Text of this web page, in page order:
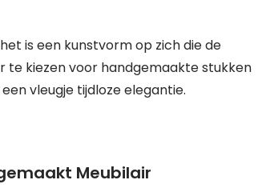
is een kunstvorm op zich die de
kiezen voor handgemaakte stukken
vleugje tijdloze elegantie.
Meubilair